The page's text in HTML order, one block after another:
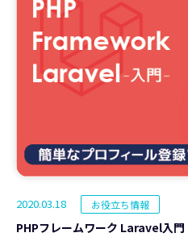
2020.03.18 お役立ち情報
PHPフレームワーク Laravel入